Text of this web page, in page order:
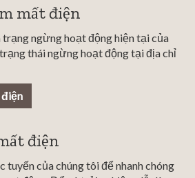
mất điện
ngừng hoạt động hiện tại của
thái ngừng hoạt động tại địa chỉ
điện
điện
tuyến của chúng tôi để nhanh chóng